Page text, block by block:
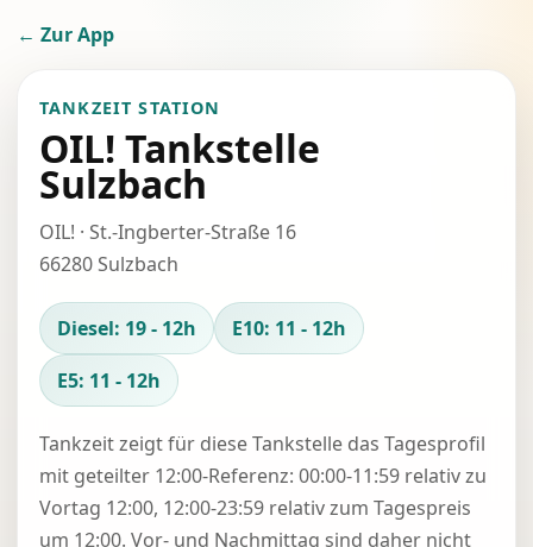
← Zur App
TANKZEIT STATION
OIL! Tankstelle
Sulzbach
OIL! · St.-Ingberter-Straße 16
66280 Sulzbach
Diesel: 19 - 12h
E10: 11 - 12h
E5: 11 - 12h
Tankzeit zeigt für diese Tankstelle das Tagesprofil
mit geteilter 12:00-Referenz: 00:00-11:59 relativ zu
Vortag 12:00, 12:00-23:59 relativ zum Tagespreis
um 12:00. Vor- und Nachmittag sind daher nicht